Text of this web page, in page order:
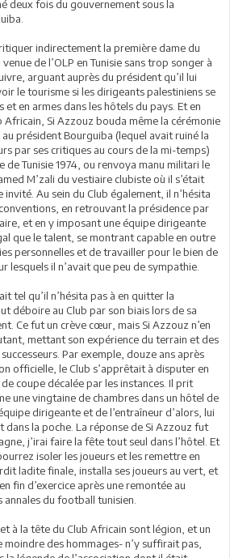
deux fois du gouvernement sous la
indirectement la première dame du
de l’OLP en Tunisie sans trop songer à
arguant auprès du président qu’il lui
le tourisme si les dirigeants palestiniens se
en armes dans les hôtels du pays. Et en
Si Azzouz bouda même la cérémonie
président Bourguiba (lequel avait ruiné la
par ses critiques au cours de la mi-temps)
de Tunisie 1974, ou renvoya manu militari le
M’zali du vestiaire clubiste où il s’était
invité. Au sein du Club également, il n’hésita
en retrouvant la présidence par
et en y imposant une équipe dirigeante
que le talent, se montrant capable en outre
personnelles et de travailler pour le bien de
lesquels il n’avait que peu de sympathie.
tel qu’il n’hésita pas à en quitter la
déboire au Club par son biais lors de sa
Ce fut un crève cœur, mais Si Azzouz n’en
mettant son expérience du terrain et des
Par exemple, douze ans après
officielle, le Club s’apprêtait à disputer en
coupe décalée par les instances. Il prit
une vingtaine de chambres dans un hôtel de
dirigeante et de l’entraîneur d’alors, lui
dans la poche. La réponse de Si Azzouz fut
j’irai faire la fête tout seul dans l’hôtel. Et
isoler les joueurs et les remettre en
ladite finale, installa ses joueurs au vert, et
fin d’exercice après une remontée au
annales du football tunisien.
à la tête du Club Africain sont légion, et un
des hommages- n’y suffirait pas,